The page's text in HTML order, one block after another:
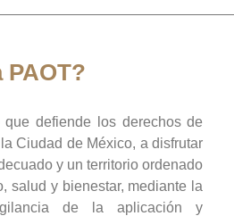
PAOT?
que defiende los derechos de
Ciudad de México, a disfrutar
y un territorio ordenado
salud y bienestar, mediante la
de la aplicación y